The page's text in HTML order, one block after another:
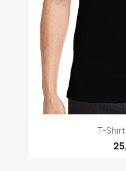
T-Shirt